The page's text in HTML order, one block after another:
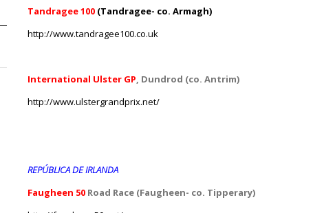
Tandragee 100 (Tandragee- co. Armagh)
http://www.tandragee100.co.uk
International Ulster GP, Dundrod (co. Antrim)
http://www.ulstergrandprix.net/
REPÚBLICA DE IRLANDA
Faugheen 50Road Race (Faugheen- co. Tipperary)